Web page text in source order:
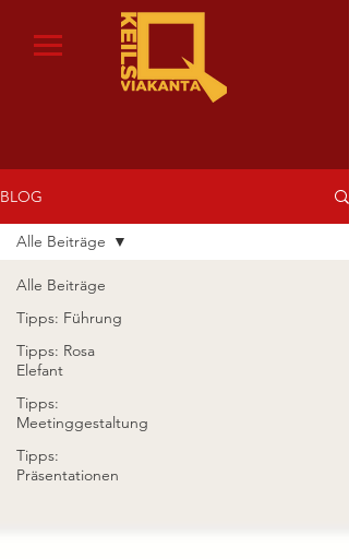
BLOG
Alle Beiträge
Tipps: Führung
Tipps: Rosa
Elefant
Tipps:
Meetinggestaltung
Tipps:
Präsentationen
Alle Beiträge